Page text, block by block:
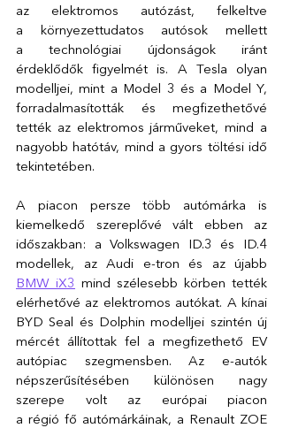
az elektromos autózást, felkeltve
a környezettudatos autósok mellett
a technológiai újdonságok iránt
érdeklődők figyelmét is. A Tesla olyan
modelljei, mint a Model 3 és a Model Y,
forradalmasították és megfizethetővé
tették az elektromos járműveket, mind a
nagyobb hatótáv, mind a gyors töltési idő
tekintetében.
A piacon persze több autómárka is
kiemelkedő szereplővé vált ebben az
időszakban: a Volkswagen ID.3 és ID.4
BMW iX3 mind szélesebb körben tették
elérhetővé az elektromos autókat. A kínai
BYD Seal és Dolphin modelljei szintén új
mércét állítottak fel a megfizethető EV
autópiac szegmensben. Az e-autók
népszerűsítésében különösen nagy
szerepe volt az európai piacon
a régió fő autómárkáinak, a Renault ZOE